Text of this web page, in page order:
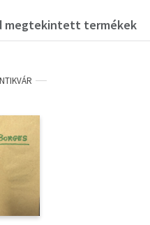
megtekintett termékek